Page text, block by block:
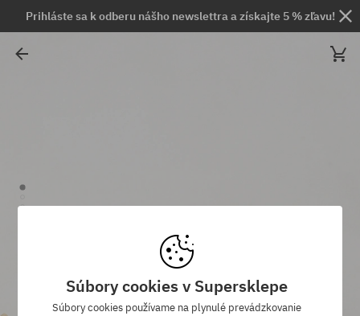
Prihláste sa k odberu nášho newslettra a získajte 5 % zľavu!
Súbory cookies v Supersklepe
Súbory cookies používame na plynulé prevádzkovanie